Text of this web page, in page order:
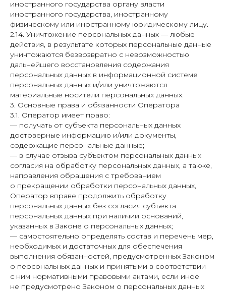
иностранного государства органу власти
иностранного государства, иностранному
физическому или иностранному юридическому лицу.
2.14. Уничтожение персональных данных — любые
действия, в результате которых персональные данные
уничтожаются безвозвратно с невозможностью
дальнейшего восстановления содержания
персональных данных в информационной системе
персональных данных и/или уничтожаются
материальные носители персональных данных.
3. Основные права и обязанности Оператора
3.1. Оператор имеет право:
— получать от субъекта персональных данных
достоверные информацию и/или документы,
содержащие персональные данные;
— в случае отзыва субъектом персональных данных
согласия на обработку персональных данных, а также,
направления обращения с требованием
о прекращении обработки персональных данных,
Оператор вправе продолжить обработку
персональных данных без согласия субъекта
персональных данных при наличии оснований,
указанных в Законе о персональных данных;
— самостоятельно определять состав и перечень мер,
необходимых и достаточных для обеспечения
выполнения обязанностей, предусмотренных Законом
о персональных данных и принятыми в соответствии
с ним нормативными правовыми актами, если иное
не предусмотрено Законом о персональных данных